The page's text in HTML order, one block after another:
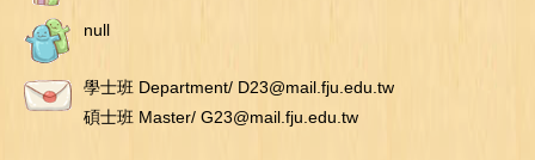
null
學士班 Department/ D23@mail.fju.edu.tw
碩士班 Master/ G23@mail.fju.edu.tw